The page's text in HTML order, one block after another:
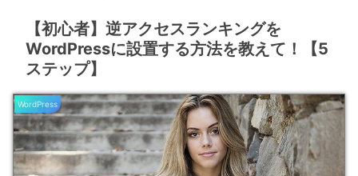
【初心者】逆アクセスランキングを
WordPressに設置する方法を教えて！【5
ステップ】
WordPress